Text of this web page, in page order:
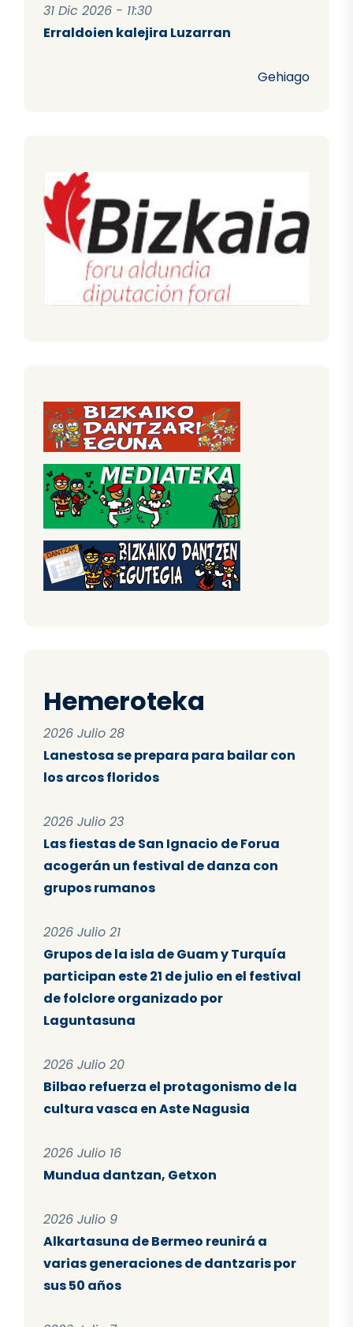
31 Dic 2026 - 11:30
Erraldoien kalejira Luzarran
Gehiago
Hemeroteka
2026 Julio 28
Lanestosa se prepara para bailar con
los arcos floridos
2026 Julio 23
Las fiestas de San Ignacio de Forua
acogerán un festival de danza con
grupos rumanos
2026 Julio 21
Grupos de la isla de Guam y Turquía
participan este 21 de julio en el festival
de folclore organizado por
Laguntasuna
2026 Julio 20
Bilbao refuerza el protagonismo de la
cultura vasca en Aste Nagusia
2026 Julio 16
Mundua dantzan, Getxon
2026 Julio 9
Alkartasuna de Bermeo reunirá a
varias generaciones de dantzaris por
sus 50 años